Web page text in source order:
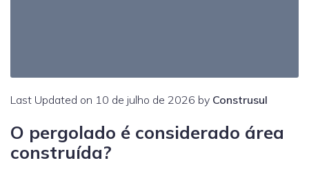
Last Updated on 10 de julho de 2026 by Construsul
O pergolado é considerado área
construída?